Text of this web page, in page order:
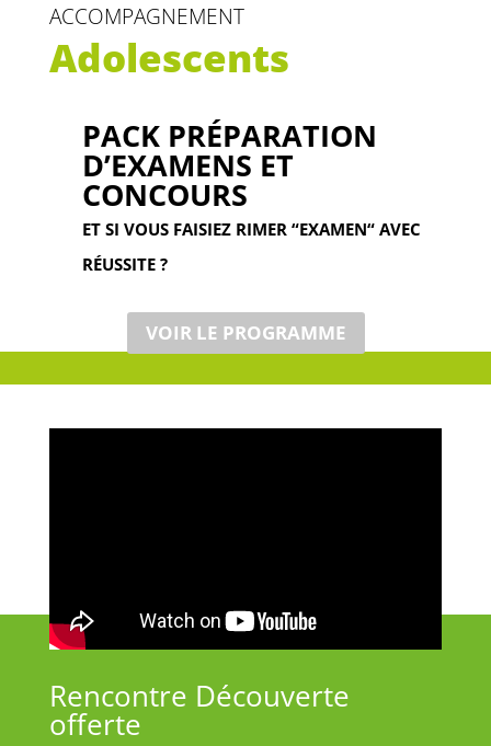
ACCOMPAGNEMENT
Adolescents
PACK PRÉPARATION
D’EXAMENS ET
CONCOURS
ET SI VOUS FAISIEZ RIMER “EXAMEN“ AVEC
RÉUSSITE ?
VOIR LE PROGRAMME
Rencontre Découverte
offerte